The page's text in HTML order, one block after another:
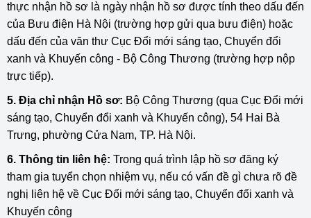
thực nhận hồ sơ là ngày nhận hồ sơ được tính theo dấu đến
của Bưu điện Hà Nội (trường hợp gửi qua bưu điện) hoặc
dấu đến của văn thư Cục Đổi mới sáng tạo, Chuyển đổi
xanh và Khuyến công - Bộ Công Thương (trường hợp nộp
trực tiếp).
5. Địa chỉ nhận Hồ sơ: Bộ Công Thương (qua Cục Đổi mới
sáng tạo, Chuyển đổi xanh và Khuyến công), 54 Hai Bà
Trưng, phường Cửa Nam, TP. Hà Nội.
6. Thông tin liên hệ: Trong quá trình lập hồ sơ đăng ký
tham gia tuyển chọn nhiệm vụ, nếu có vấn đề gì chưa rõ đề
nghị liên hệ về Cục Đổi mới sáng tạo, Chuyển đổi xanh và
Khuyến công